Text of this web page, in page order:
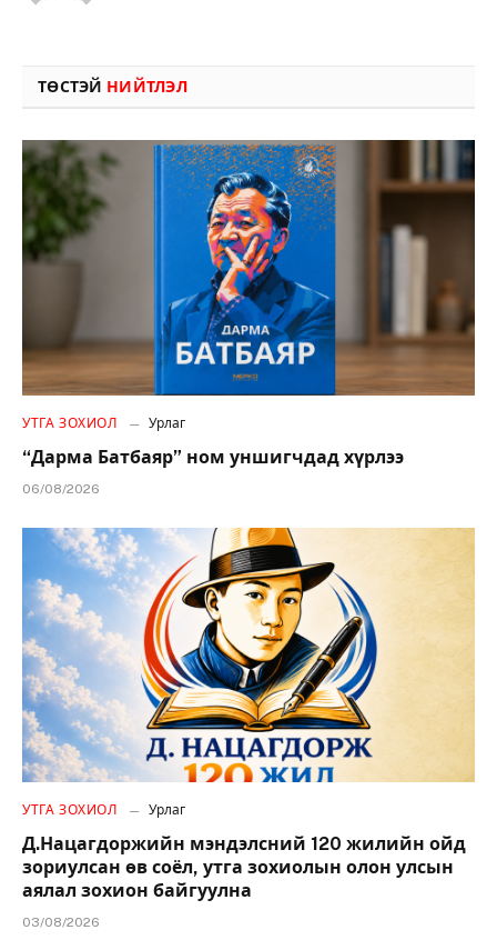
ТӨСТЭЙ НИЙТЛЭЛ
УТГА ЗОХИОЛ Урлаг
“Дарма Батбаяр” ном уншигчдад хүрлээ
06/08/2026
УТГА ЗОХИОЛ Урлаг
Д.Нацагдоржийн мэндэлсний 120 жилийн ойд
зориулсан өв соёл, утга зохиолын олон улсын
аялал зохион байгуулна
03/08/2026